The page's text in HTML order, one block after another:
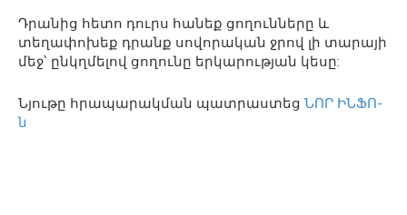
Դրանից հետո դուրս հանեք ցողունները և
տեղափոխեք դրանք սովորական ջրով լի տարայի
մեջ՝ ընկղմելով ցողունը երկարության կեսը:
Նյութը հրապարակման պատրաստեց ՆՈՐ ԻՆՖՈ-
ն